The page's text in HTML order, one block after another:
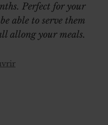
Perfect for your
able to serve them
allong your meals.